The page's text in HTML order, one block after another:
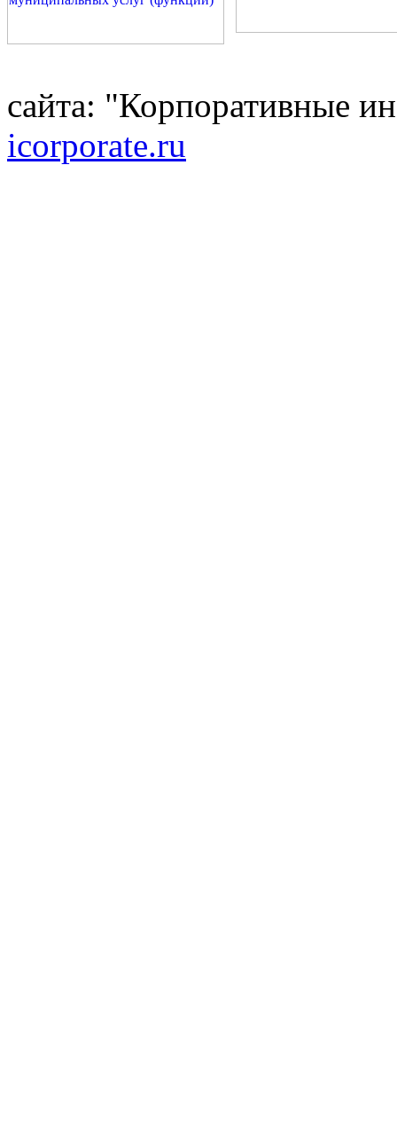
сайта: "Корпоративные
icorporate.ru